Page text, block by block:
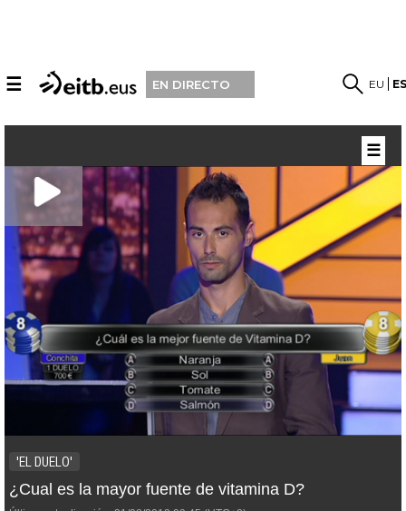
☰ EN DIRECTO EU
'EL DUELO'
¿Cual es la mayor fuente de vitamina D?
☰